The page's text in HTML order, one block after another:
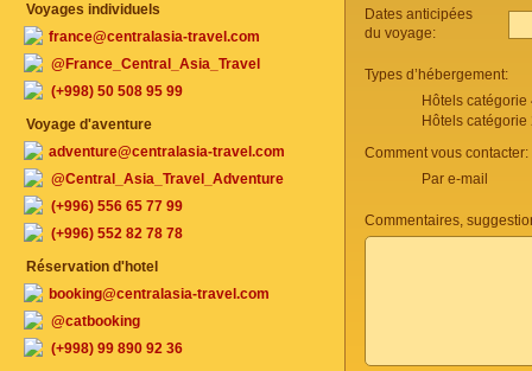
Dates anticipées
du voyage:
Types d’hébergement:
Hôtels
Hôtels
Comment vous contacter:
Par e-mail
Commentaires,
Voyages individuels
france@centralasia-travel.com
@France_Central_Asia_Travel
(+998) 50 508 95 99
Voyage d'aventure
adventure@centralasia-travel.com
@Central_Asia_Travel_Adventure
(+996) 556 65 77 99
(+996) 552 82 78 78
Réservation d'hotel
booking@centralasia-travel.com
@catbooking
(+998) 99 890 92 36